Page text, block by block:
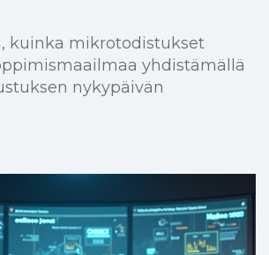
kuinka mikrotodistukset
yhdistämällä
nykypäivän